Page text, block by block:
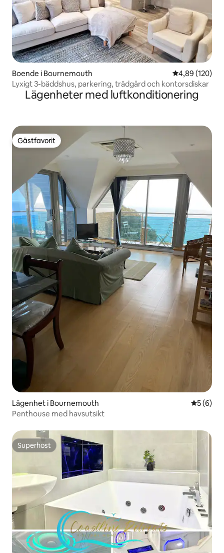
Boende i Bournemouth 4,89 av 5 i
4,89 (120)
Lyxigt 3-bäddshus, parkering, trädgård och kontorsdiskar
Lägenheter med luftkonditionering
Gästfavorit
Gästfavorit
Lägenhet i Bournemouth 5 av 5 i
5 (6)
Penthouse med havsutsikt
Superhost
Superhost